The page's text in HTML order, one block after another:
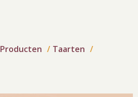
Producten
Taarten